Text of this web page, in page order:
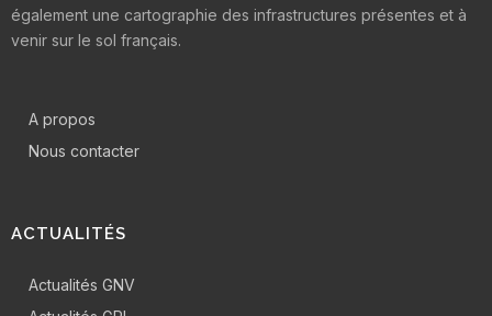
également une cartographie des infrastructures présentes et à
venir sur le sol français.
A propos
Nous contacter
ACTUALITÉS
Actualités GNV